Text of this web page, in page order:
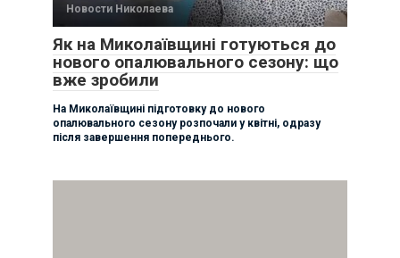
Новости Николаева
Як на Миколаївщині готуються до
нового опалювального сезону: що
вже зробили
На Миколаївщині підготовку до нового
опалювального сезону розпочали у квітні, одразу
після завершення попереднього.